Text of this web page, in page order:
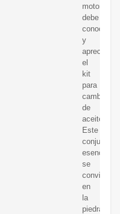
motor
debe
conocer
y
apreciar:
el
kit
para
cambio
de
aceite.
Este
conjunto
esencial
se
convierte
en
la
piedra